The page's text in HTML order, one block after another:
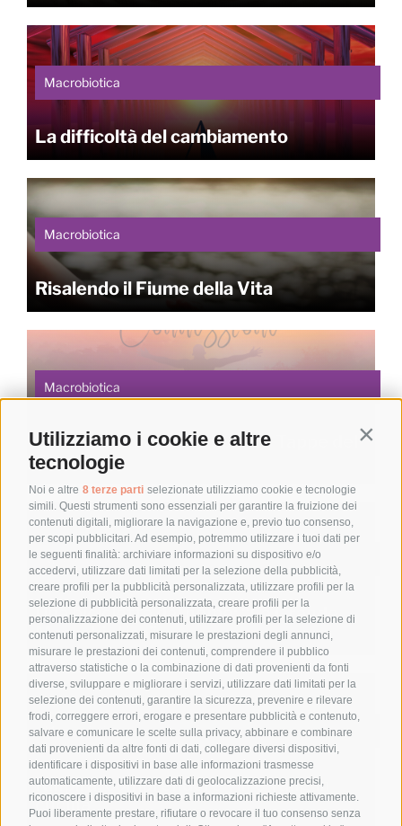
Utilizziamo i cookie e altre
tecnologie
Noi e altre 8 terze parti selezionate utilizziamo cookie e tecnologie
simili. Questi strumenti sono essenziali per garantire la fruizione dei
contenuti digitali, migliorare la navigazione e, previo tuo consenso,
per scopi pubblicitari. Ad esempio, potremmo utilizzare i tuoi dati per
le seguenti finalità: archiviare informazioni su dispositivo e/o
accedervi, utilizzare dati limitati per la selezione della pubblicità,
creare profili per la pubblicità personalizzata, utilizzare profili per la
selezione di pubblicità personalizzata, creare profili per la
personalizzazione dei contenuti, utilizzare profili per la selezione di
contenuti personalizzati, misurare le prestazioni degli annunci,
misurare le prestazioni dei contenuti, comprendere il pubblico
attraverso statistiche o la combinazione di dati provenienti da fonti
diverse, sviluppare e migliorare i servizi, utilizzare dati limitati per la
selezione dei contenuti, garantire la sicurezza, prevenire e rilevare
frodi, correggere errori, erogare e presentare pubblicità e contenuto,
salvare e comunicare le scelte sulla privacy, abbinare e combinare
dati provenienti da altre fonti di dati, collegare diversi dispositivi,
identificare i dispositivi in base alle informazioni trasmesse
automaticamente, utilizzare dati di geolocalizzazione precisi,
riconoscere i dispositivi in base a informazioni richieste attivamente.
Puoi liberamente prestare, rifiutare o revocare il tuo consenso senza
Macrobiotica
La difficoltà del cambiamento
Macrobiotica
Risalendo il Fiume della Vita
Macrobiotica
La Grande Macrobiotica: Le Tappe del
Giudizio
Macrobiotica
Una bicicletta dal nome: “La Grande
Macrobiotica”
Macrobiotica
Kinpira: comprendere yin e yang in
cucina